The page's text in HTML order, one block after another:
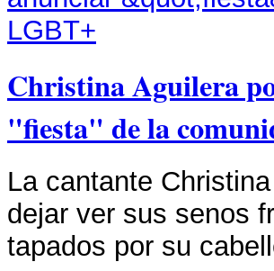
Christina Aguilera
"fiesta" de la
La cantante
dejar ver sus senos
tapados por su